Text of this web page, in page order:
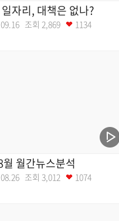
자리, 대책은 없나?
조회 2,869 1134
월 월간뉴스분석
조회 3,012 1074